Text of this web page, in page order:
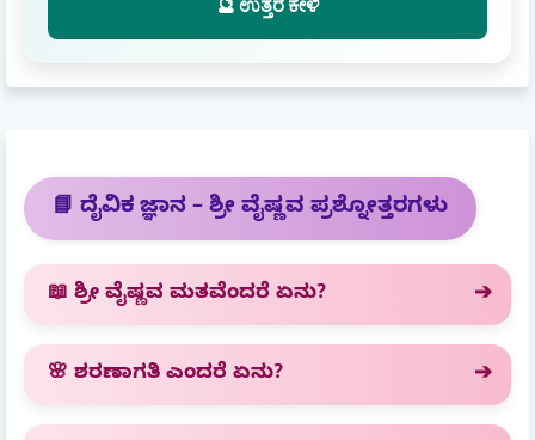
📘 ದೈವಿಕ ಜ್ಞಾನ – ಶ್ರೀ ವೈಷ್ಣವ ಪ್ರಶ್ನೋತ್ತರಗಳು
📖 ಶ್ರೀ ವೈಷ್ಣವ ಮತವೆಂದರೆ ಏನು?
🌸 ಶರಣಾಗತಿ ಎಂದರೆ ಏನು?